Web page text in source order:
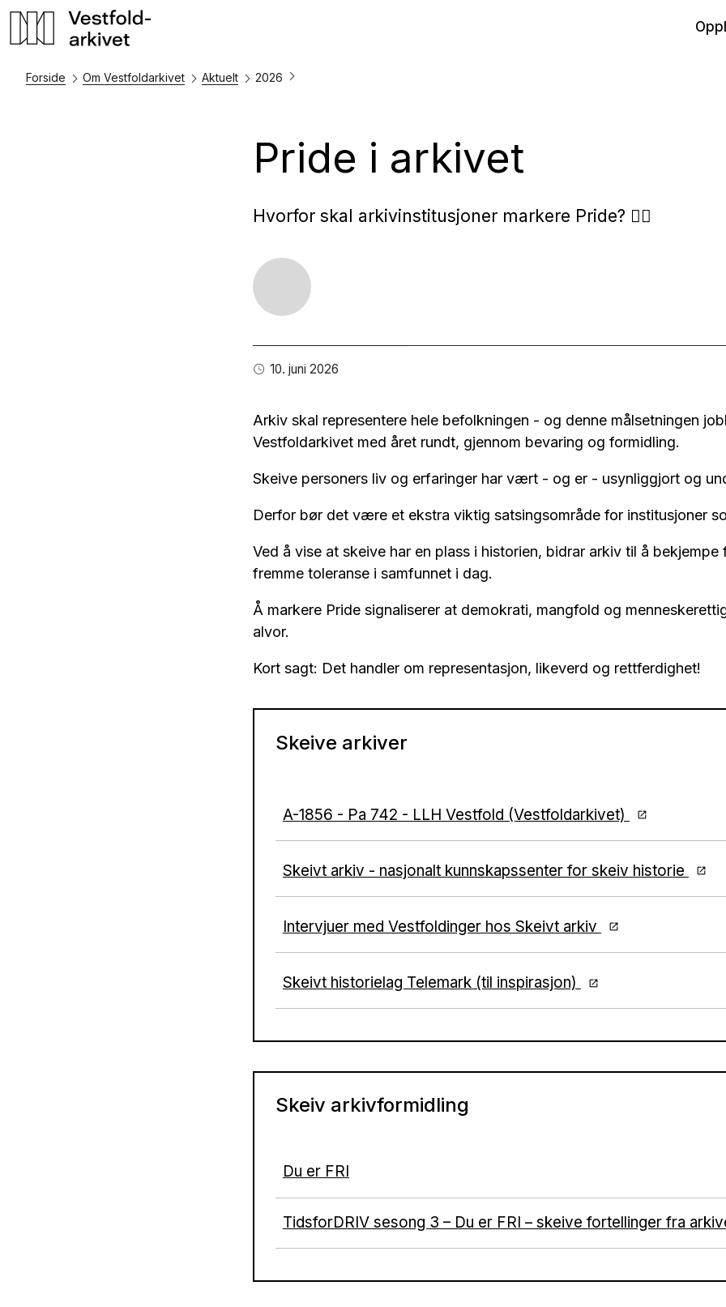
Forside Om Vestfoldarkivet Aktuelt 2026
Pride i arkivet
Hvorfor skal arkivinstitusjoner markere Pride? 🏳️‍🌈
10. juni 2026
Arkiv skal representere hele befolkningen - og denne målsetningen
Vestfoldarkivet med året rundt, gjennom bevaring og formidling.
Skeive personers liv og erfaringer har vært - og er - usynliggjort og
Derfor bør det være et ekstra viktig satsingsområde for institusjoner
Ved å vise at skeive har en plass i historien, bidrar arkiv til å bekjempe
fremme toleranse i samfunnet i dag.
Å markere Pride signaliserer at demokrati, mangfold og
alvor.
Kort sagt: Det handler om representasjon, likeverd og rettferdighet!
Skeive arkiver
A-1856 - Pa 742 - LLH Vestfold (Vestfoldarkivet)
Skeivt arkiv - nasjonalt kunnskapssenter for skeiv historie
Intervjuer med Vestfoldinger hos Skeivt arkiv
Skeivt historielag Telemark (til inspirasjon)
Skeiv arkivformidling
Du er FRI
TidsforDRIV sesong 3 – Du er FRI – skeive fortellinger fra